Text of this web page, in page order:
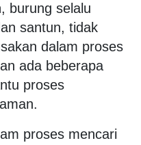
burung selalu
santun, tidak
dalam proses
ada beberapa
proses
proses mencari